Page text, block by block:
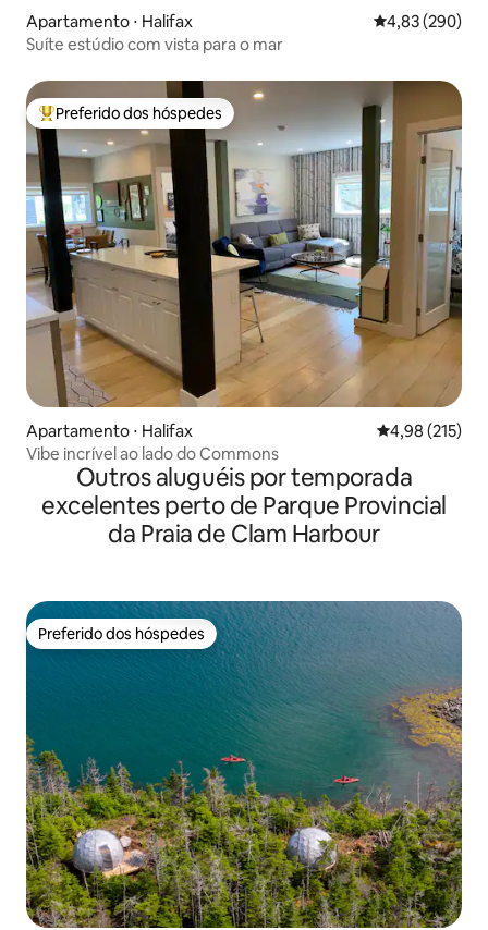
Apartamento ⋅ Halifax 4,83 de uma
4,83 (290)
Suíte estúdio com vista para o mar
Entre os melhores preferidos dos hóspedes
Preferido dos hóspedes
Apartamento ⋅ Halifax 4,98 de uma
4,98 (215)
Vibe incrível ao lado do Commons
Outros aluguéis por temporada
excelentes perto de Parque Provincial
da Praia de Clam Harbour
Preferido dos hóspedes
Preferido dos hóspedes